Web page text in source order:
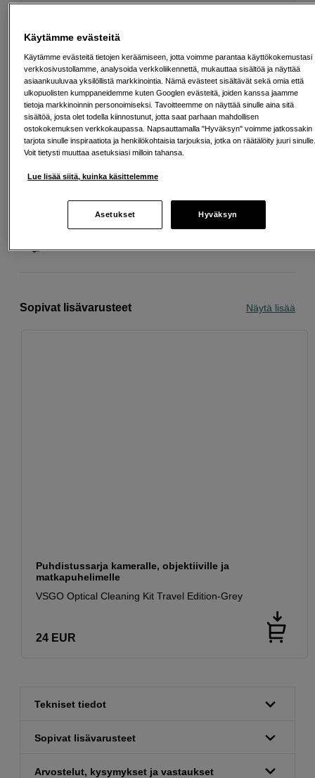
19,07 %
Lainaaminen maksaa!
Jos et pysty maksamaan velkaa ajoissa, saatat
saada maksuhäiriömerkinnän. Se voi vaikeuttaa asunnon vuokraamista,
liittymien tekemistä ja uusien lainojen saamista. Apua saat kuntasi talous- ja
velkaneuvonnasta. Yhteystiedot löydät sivulta kkv.fi (avautuu uuteen
välilehteen)
Osta nyt ja maksa myöhemmin
Sopivat lisävarusteet Näytä lisää
Puhdistussarja kameralle, objektiiville ja
matkapuhelimelle
VSGO Optical Cleaning Kit Travel Edition-Grey
24 EUR
Tekniset tiedot
Sopivat lisävarusteet
Arvostelut, kysymykset ja vastaukset
Käytämme evästeitä
Käytämme evästeitä tietojen keräämiseen, jotta voimme parantaa käyttökokemustasi
verkkosivustollamme, analysoida verkkoliikennettä, mukauttaa sisältöä ja näyttää
asiaankuuluvaa yksilöllistä markkinointia. Nämä evästeet sisältävät sekä omia että
ulkopuolisten kumppaneidemme kuten Googlen evästeitä, joiden kanssa jaamme
tietoja markkinoinnin personoimiseksi. Tavoitteemme on näyttää sinulle aina sitä
sisältöä, josta olet todella kiinnostunut, jotta saat parhaan mahdollisen
ostokokemuksen verkkokaupassa. Napsauttamalla "Hyväksyn" voimme jatkossakin
tarjota sinulle inspiraatiota ja henkilökohtaisia tarjouksia, jotka on räätälöity juuri
Voit tietysti muuttaa asetuksiasi milloin tahansa.
Lue lisää siitä, kuinka käsittelemme
Asetukset Hyväksyn